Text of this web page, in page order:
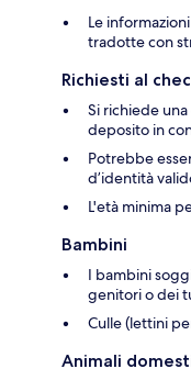
Le
tradotte con
Richiesti al
Si richiede
deposito in
Potrebbe
d’identità
L'età minima
Bambini
I bambini
genitori o dei
Culle (lettini
Animali